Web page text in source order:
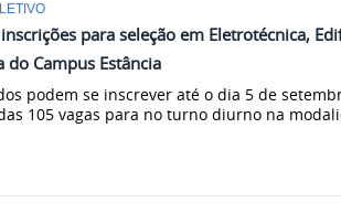
para seleção em Eletrotécnica,
Campus Estância
podem se inscrever até o dia 5 de
105 vagas para no turno diurno na